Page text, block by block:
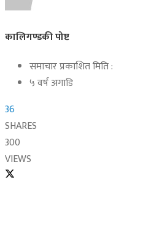
कालिगण्डकी पोष्ट
समाचार प्रकाशित मिति :
५ वर्ष अगाडि
36
SHARES
300
VIEWS